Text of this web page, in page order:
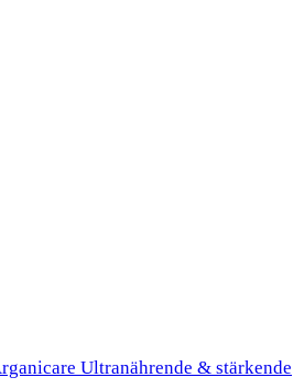
Ultranährende & stärkende